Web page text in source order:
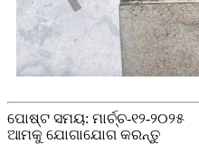
ପୋଷ୍ଟ ସମୟ: ମାର୍ଚ୍ଚ-୧୨-୨୦୨୫
ଆମକୁ ଯୋଗାଯୋଗ କରନ୍ତୁ